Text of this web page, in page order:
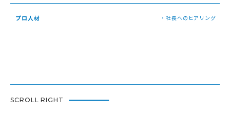
プロ人材 ・社長へのヒアリング
SCROLL RIGHT